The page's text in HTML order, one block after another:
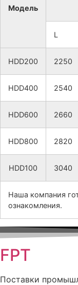
Модель
L
HDD200 2250
HDD400 2540
HDD600 2660
HDD800 2820
HDD100 3040
Наша компания
ознакомления.
FPT
Поставки